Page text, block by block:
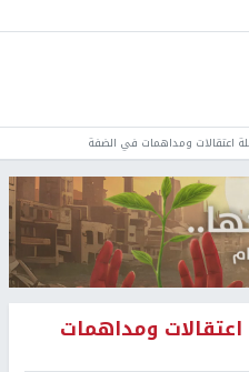
اعتقالات ومداهمات في الضفة
ومداهمات